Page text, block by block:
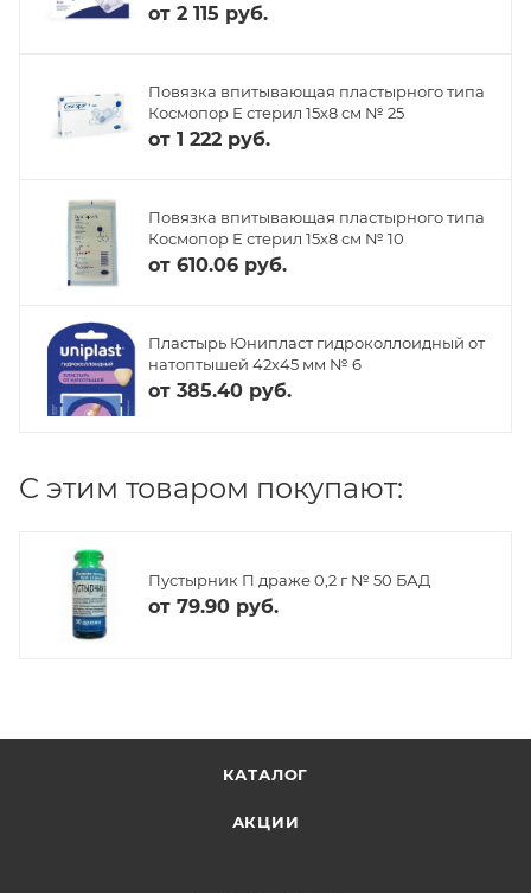
от 2 115 руб.
Повязка впитывающая пластырного типа
Космопор Е стерил 15х8 см № 25
от 1 222 руб.
Повязка впитывающая пластырного типа
Космопор Е стерил 15х8 см № 10
от 610.06 руб.
Пластырь Юнипласт гидроколлоидный от
натоптышей 42х45 мм № 6
от 385.40 руб.
C этим товаром покупают:
Пустырник П драже 0,2 г № 50 БАД
от 79.90 руб.
КАТАЛОГ
АКЦИИ